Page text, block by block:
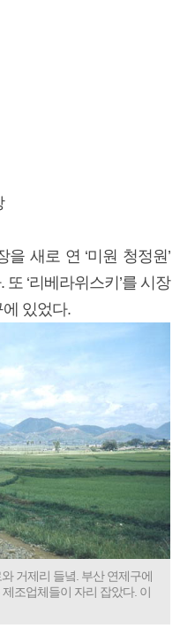
새로 연 ‘미원 청정원’
‘리베라위스키’를 시장
있었다.
거제리 들녘. 부산 연제구에
조업체들이 자리 잡았다. 이